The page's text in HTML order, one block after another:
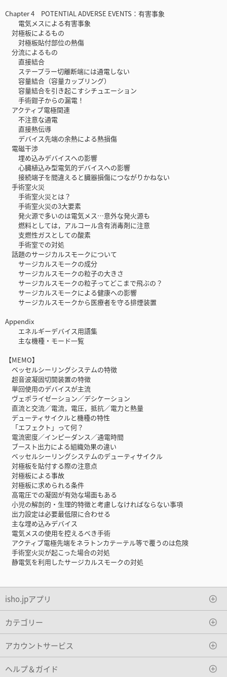
Chapter 4 POTENTIAL ADVERSE EVENTS：有害事象
電気メスによる有害事象
対極板によるもの
対極板貼付部位の熱傷
分流によるもの
直接結合
ステープラー切離断端には通電しない
容量結合（容量カップリング）
容量結合を引き起こすシチュエーション
手術鉗子からの漏電！
アクティブ電極関連
不注意な通電
直接熱伝導
デバイス先端の余熱による熱損傷
電磁干渉
埋め込みデバイスへの影響
心臓植込み型電気的デバイスへの影響
接続端子を間違えると臓器損傷につながりかねない
手術室火災
手術室火災とは？
手術室火災の3大要素
発火源で多いのは電気メス…意外な発火源も
燃料としては，アルコール含有消毒剤に注意
支燃性ガスとしての酸素
手術室での対処
話題のサージカルスモークについて
サージカルスモークの成分
サージカルスモークの粒子の大きさ
サージカルスモークの粒子ってどこまで飛ぶの？
サージカルスモークによる健康への影響
サージカルスモークから医療者を守る排煙装置
Appendix
エネルギーデバイス用語集
主な機種・モード一覧
【MEMO】
ベッセルシーリングシステムの特徴
超音波凝固切開装置の特徴
単回使用のデバイスが主流
ヴェポライゼーション／デシケーション
直流と交流／電流，電圧，抵抗／電力と熱量
デューティサイクルと機種の特性
「エフェクト」って何？
電流密度／インピーダンス／通電時間
ブースト出力による組織効果の違い
ベッセルシーリングシステムのデューティサイクル
対極板を貼付する際の注意点
対極板による事故
対極板に求められる条件
高電圧での凝固が有効な場面もある
小児の解剖的・生理的特徴と考慮しなければならない事項
出力設定は必要最低限に合わせる
主な埋め込みデバイス
電気メスの使用を控えるべき手術
アクティブ電極先端をネラトンカテーテル等で覆うのは危険
手術室火災が起こった場合の対処
静電気を利用したサージカルスモークの対処
isho.jpアプリ
カテゴリー
アカウントサービス
ヘルプ＆ガイド